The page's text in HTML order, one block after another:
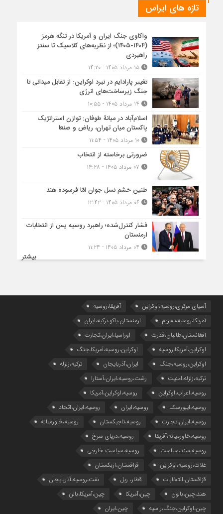
تازه های ایراس
واکاوی جنگ ایران و آمریکا در تنگه هرمز
(۱۴۰۴-۱۴۰۵)؛ از نظریه‌های کلاسیک تا سنتز
راهبردی
۱۵ مرداد ۱۴۰۵ - ۱۴:۲۰
تغییر پارادایم در نبرد اوکراین: از تقابل میدانی تا
جنگ زیرساخت‌های انرژی
اسلام‌آباد در میانۀ طوفان: توازن استراتژیک
پاکستان میان تهران، ریاض و صنعا
۱۰ مرداد ۱۴۰۵ - ۱۱:۵۴
ضرورتی برخاسته از انتخاب
طنین خشم نسل جوان امّا فرسوده هند
۰۶ مرداد ۱۴۰۵ - ۱۲:۴۲
فشار کنترل‌شده؛ راهبرد روسیه پس از انتخابات
ارمنستان
بیشتر
آسیای مرکزی،روسیه،اوکراین
آفریقا،روسیه
آمریکا،روسیه،تحریم
ارمنستان،باکو،ترکیه،ایران
افغانستان،طالبان،قدرت
اوراسیا،ایران،تجارت
اوکراین،آمریکا،روسیه
اوکراین،روسیه،آمریکا،جنگ
اوکراین،روسیه،جنگ
ایران،آذربایجان
ترکیه،زلزله
ترکیه،زلزله،امنیت
رشت،روسیه،ایران،آستارا
روسیه،اعراب،اوکراین
روسیه،اوکراین،آمریکا
روسیه،ایبورسک
روسیه،ایران
روسیه،ایران،اتحاد
روسیه،ایران،تجارت
روسیه،تاجیکستان
روسیه،خاورمیانه
روسیه،خاورمیانه،آفریقا
روسیه،دریای سرخ
روسیه،سند،سیاست
روسیه،سیاست خارجی
غلات،روسیه،اوکراین
قزاقستان،ازبکستان
قزاقستان،انتخابات
قطار، ریل
نفت،روسیه،آذربایجان
هند،چین،بالون
چین،آمریکا
چین،آمریکا،بالن
چین،اوکراین،جنگ،ر.سیه
چین،ایران